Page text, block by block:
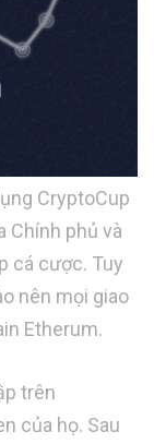
CryptoCup
Chính phủ và
cá cược. Tuy
nên mọi giao
Etherum.
trên
của họ. Sau